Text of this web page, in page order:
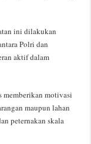
ini dilakukan
Polri dan
aktif dalam
motivasi
maupun lahan
peternakan skala